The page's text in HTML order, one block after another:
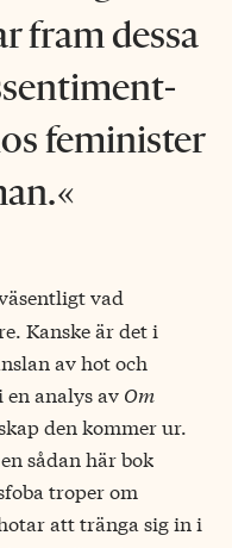
fram dessa
feminister
vad
Kanske är det i
av hot och
en analys av Om
den kommer ur.
sådan här bok
troper om
att tränga sig in i